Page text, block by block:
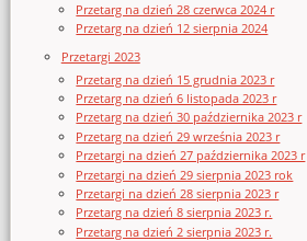
Przetarg na dzień 28 czerwca 2024 r
Przetarg na dzień 12 sierpnia 2024
Przetargi 2023
Przetarg na dzień 15 grudnia 2023 r
Przetarg na dzień 6 listopada 2023 r
Przetarg na dzień 30 października 2023 r
Przetarg na dzień 29 września 2023 r
Przetargi na dzień 27 października 2023 r
Przetargi na dzień 29 sierpnia 2023 rok
Przetargi na dzień 28 sierpnia 2023 r
Przetarg na dzień 8 sierpnia 2023 r.
Przetarg na dzień 2 sierpnia 2023 r.